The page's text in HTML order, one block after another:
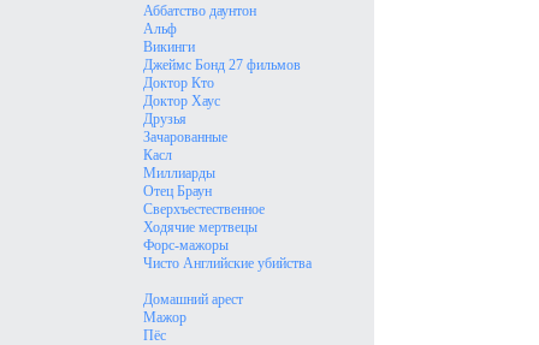
Аббатство даунтон
Альф
Викинги
Джеймс Бонд 27 фильмов
Доктор Кто
Доктор Хаус
Друзья
Зачарованные
Касл
Миллиарды
Отец Браун
Сверхъестественное
Ходячие мертвецы
Форс-мажоры
Чисто Английские убийства
Домашний арест
Мажор
Пёс